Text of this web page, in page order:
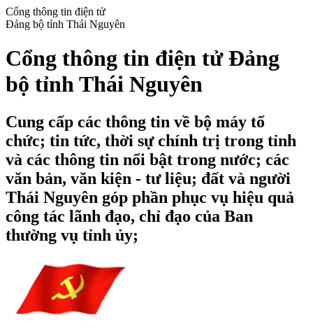
Cổng thông tin điện tử
Đảng bộ tỉnh Thái Nguyên
Cổng thông tin điện tử Đảng
bộ tỉnh Thái Nguyên
Cung cấp các thông tin về bộ máy tổ
chức; tin tức, thời sự chính trị trong tỉnh
và các thông tin nổi bật trong nước; các
văn bản, văn kiện - tư liệu; đất và người
Thái Nguyên góp phần phục vụ hiệu quả
công tác lãnh đạo, chỉ đạo của Ban
thường vụ tỉnh ủy;